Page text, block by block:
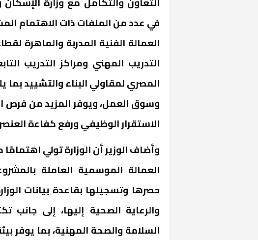
في عدد من الملفات ذات الاهتمام
العمالة الفنية المدربة والماهرة
التدريب المهني ومراكز التدريب
المصري لمقاولي البناء والتشييد
وسوق العمل، ويوفر المزيد من فرص
الاستقرار الوظيفي ورفع كفاءة
وأضاف الوزير أن الوزارة تولي
العمالة الموسمية العاملة
حصرها وتسجيلها بقاعدة بيانات
والرعاية الصحية إليها، إلى جانب
السلامة والصحة المهنية، بما يوفر
«المؤشر» يطرح السؤال
كان اختيار خريج معهد
رمضان وزيرًا للإسكان